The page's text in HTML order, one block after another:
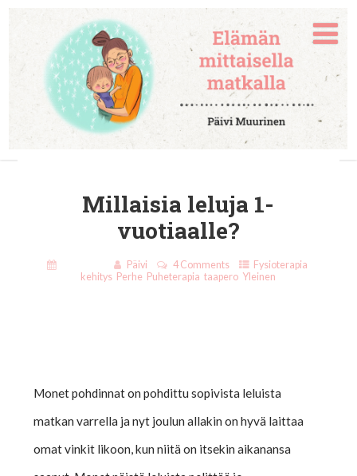
Millaisia leluja 1-
vuotiaalle?
Päivi 4 Comments Fysioterapia
kehitys Perhe Puheterapia ,taapero Yleinen
Monet pohdinnat on pohdittu sopivista leluista
matkan varrella ja nyt joulun allakin on hyvä laittaa
omat vinkit likoon, kun niitä on itsekin aikanansa